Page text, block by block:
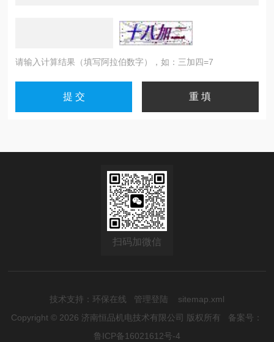
请输入计算结果（填写阿拉伯数字），如：三加四=7
扫码加微信
技术支持： 环保在线 管理登陆
sitemap.xml
Copyright © 2026 济南恒品机电技术有限公司 版权所有 备案号：
鲁ICP备16021612号-4